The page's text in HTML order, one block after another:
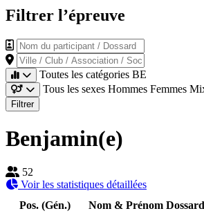
Filtrer l’épreuve
Nom du participant / Dossard
Ville / Club / Association / Société
Toutes les catégories BE
Tous les sexes Hommes Femmes
Filtrer
Benjamin(e)
52
Voir les statistiques détaillées
Pos. (Gén.)
Nom & Prénom Dossard